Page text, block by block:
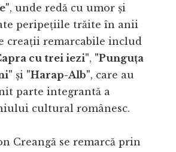
, unde redă cu umor și
peripețiile trăite în anii
creații remarcabile includ
cu trei iezi", "Punguța
și "Harap-Alb", care au
parte integrantă a
cultural românesc.
Creangă se remarcă prin